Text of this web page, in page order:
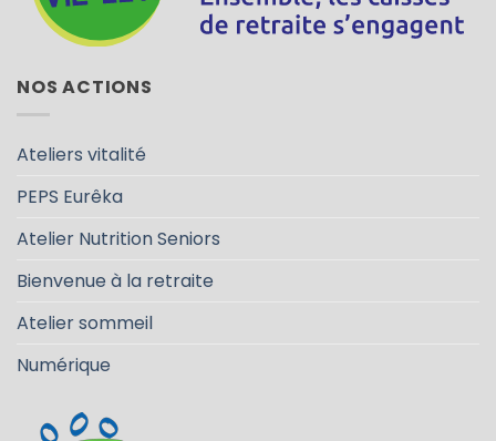
NOS ACTIONS
Ateliers vitalité
PEPS Eurêka
Atelier Nutrition Seniors
Bienvenue à la retraite
Atelier sommeil
Numérique